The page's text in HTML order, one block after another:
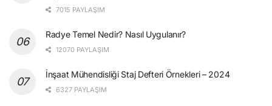
7015 PAYLAŞIM
Radye Temel Nedir? Nasıl Uygulanır?
12070 PAYLAŞIM
İnşaat Mühendisliği Staj Defteri Örnekleri – 2024
6327 PAYLAŞIM